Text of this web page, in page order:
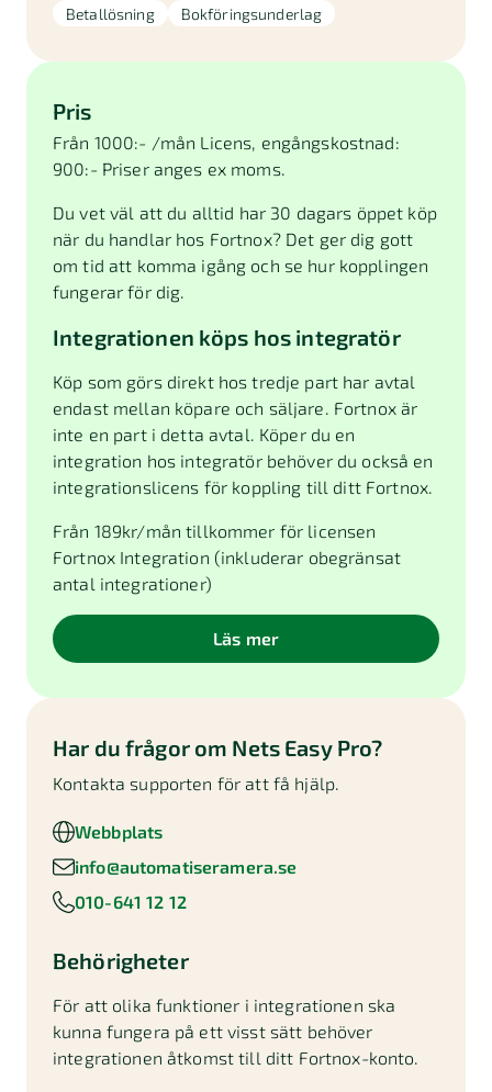
Betallösning
Bokföringsunderlag
Pris
Från 1000:- /mån Licens, engångskostnad:
900:- Priser anges ex moms.
Du vet väl att du alltid har 30 dagars öppet köp
när du handlar hos Fortnox? Det ger dig gott
om tid att komma igång och se hur kopplingen
fungerar för dig.
Integrationen köps hos integratör
Köp som görs direkt hos tredje part har avtal
endast mellan köpare och säljare. Fortnox är
inte en part i detta avtal. Köper du en
integration hos integratör behöver du också en
integrationslicens för koppling till ditt Fortnox.
Från 189kr/mån tillkommer för licensen
Fortnox Integration (inkluderar obegränsat
antal integrationer)
Läs mer
Har du frågor om Nets Easy Pro?
Kontakta supporten för att få hjälp.
Webbplats
info@automatiseramera.se
010-641 12 12
Behörigheter
För att olika funktioner i integrationen ska
kunna fungera på ett visst sätt behöver
integrationen åtkomst till ditt Fortnox-konto.